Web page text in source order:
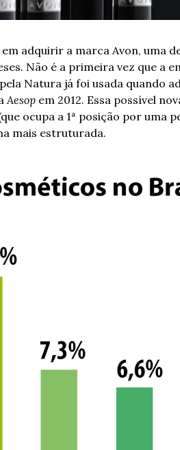
adquirir a marca Avon, uma
Não é a primeira vez que a
Natura já foi usada quando
Aesop em 2012. Essa possível
ocupa a 1ª posição por uma
mais estruturada.